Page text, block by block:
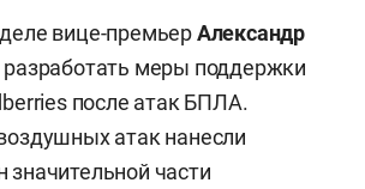
вице-премьерАлександр
разработать меры поддержки
после атак БПЛА.
атак нанесли
части